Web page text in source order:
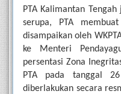
PTA Kalimantan
serupa, PTA
disampaikan oleh
ke Menteri
persentasi Zona
PTA pada tanggal
diberlakukan secara